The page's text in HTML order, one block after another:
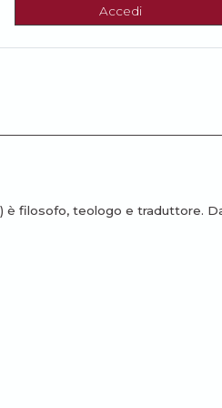
Accedi
è filosofo, teologo e traduttore.